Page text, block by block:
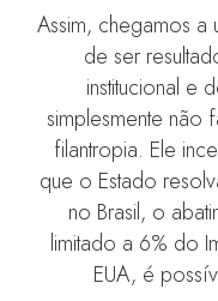
Assim, chegamos a
de ser
institucional e
simplesmente não
filantropia. Ele
que o Estado
no Brasil, o
limitado a 6% do
EUA, é